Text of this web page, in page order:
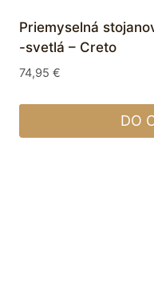
Priemyselná
-svetlá – Creto
74,95 €
DO